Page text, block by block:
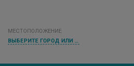
МЕСТОПОЛОЖЕНИЕ
ВЫБЕРИТЕ ГОРОД ИЛИ НАСЕЛЕННЫЙ ПУНКТ